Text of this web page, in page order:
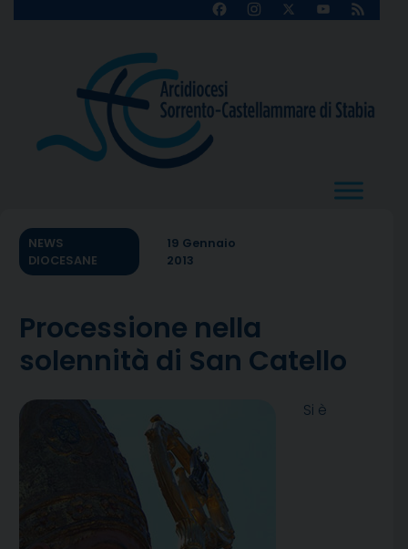
FacebookInstagram
X
YouTube
Feed
NEWS
DIOCESANE
19 Gennaio
2013
Processione nella
solennità di San Catello
Si è